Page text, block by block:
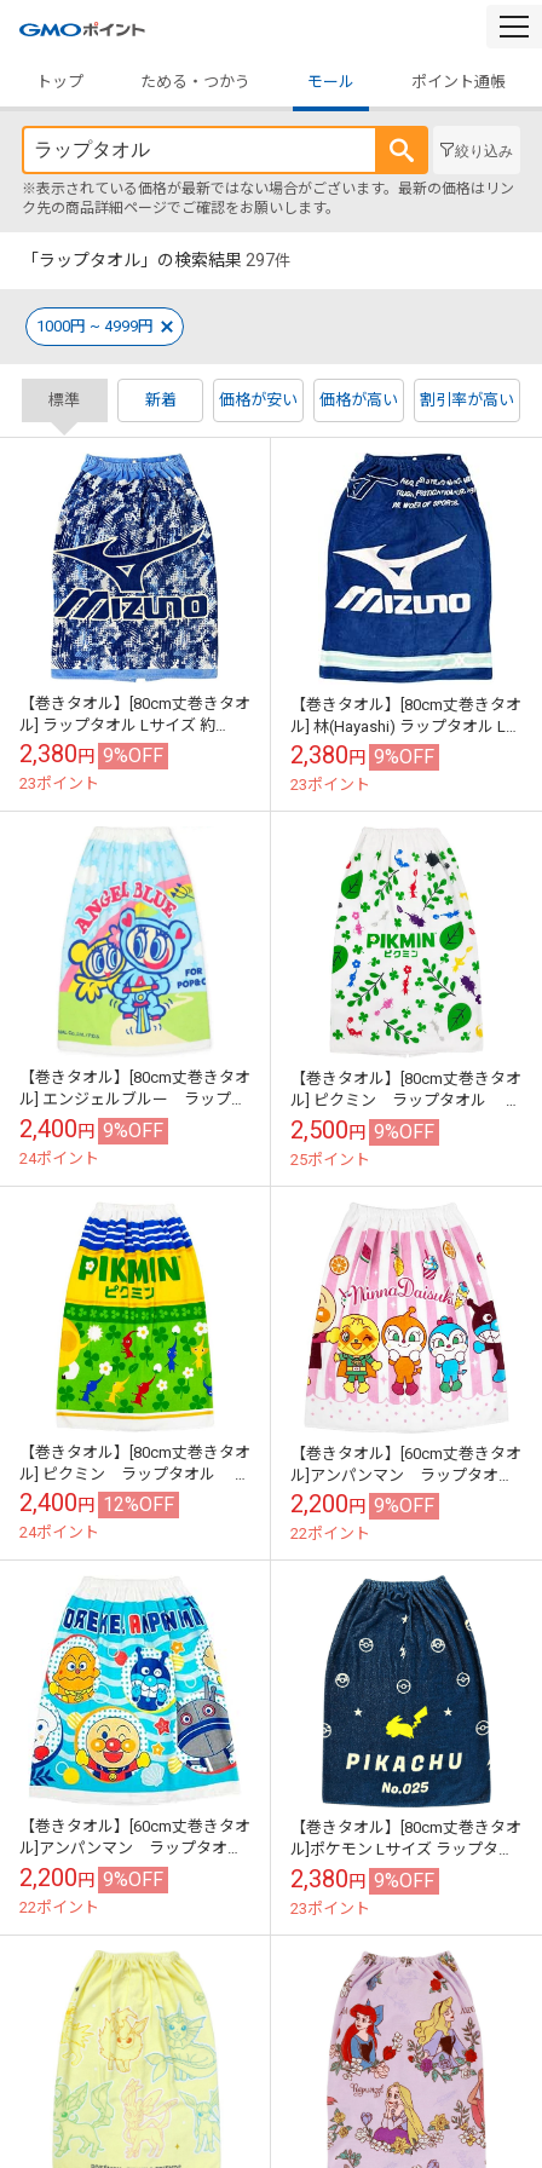
トップ
ためる・つかう モール ポイント通帳
絞り込み
※表示されている価格が最新ではない場合がございます。最新の価格はリン
ク先の商品詳細ページでご確認をお願いします。
「ラップタオル」の検索結果 297件
1000円 ~ 4999円
標準 新着 価格が安い 価格が高い 割引率が高い
【巻きタオル】[80cm丈巻きタオ
ル] ラップタオル Lサイズ 約
80×120cm ミズノ MO478300 巻
きタオル ラップ...
2,380円 9%OFF
23ポイント
【巻きタオル】[80cm丈巻きタオ
ル] 林(Hayashi) ラップタオル Lサ
イズ 約80×120cm ミズノ 巻きタ
オル ラッ...
2,380円 9%OFF
23ポイント
【巻きタオル】[80cm丈巻きタオ
ル] エンジェルブルー ラップタ
オル 巻きタオル 80丈
2,400円 9%OFF
24ポイント
【巻きタオル】[80cm丈巻きタオ
ル] ピクミン ラップタオル 巻
きタオル 80丈
2,500円 9%OFF
25ポイント
【巻きタオル】[80cm丈巻きタオ
ル] ピクミン ラップタオル 巻
きタオル pikmin 80丈
2,400円 12%OFF
24ポイント
【巻きタオル】[60cm丈巻きタオ
ル]アンパンマン ラップタオル
巻きタオル 60丈
2,200円 9%OFF
22ポイント
【巻きタオル】[60cm丈巻きタオ
ル]アンパンマン ラップタオル
巻きタオル 60丈
2,200円 9%OFF
22ポイント
【巻きタオル】[80cm丈巻きタオ
ル]ポケモン Lサイズ ラップタオ
ル 約80×120cm プール 水泳
2,380円 9%OFF
23ポイント